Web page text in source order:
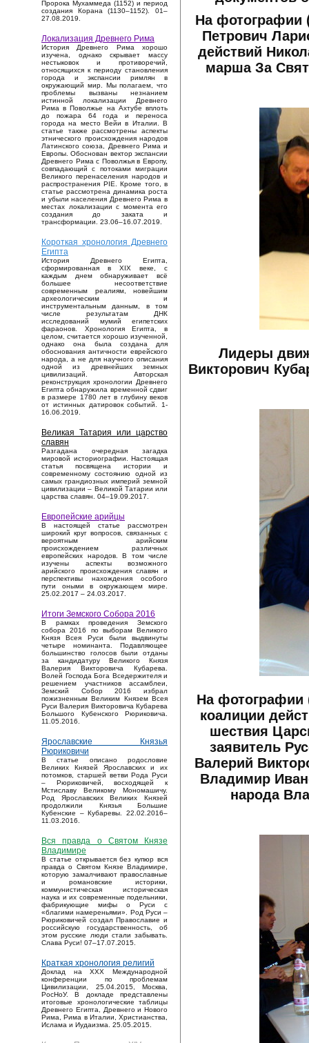
Пророка Мухаммеда (1152) и период
создания Корана (1130–1152). 01–
27.08.2019.
Локализация Древнего Рима
История Древнего Рима хорошо
изучена, однако скрывает массу
нестыковок и противоречий,
относящихся к периоду становления
города и экспансии римлян в
окружающий мир. Мы полагаем, что
проблемы вызваны незнанием
истинной локализации Древнего
Рима в Поволжье на Ахтубе вплоть
до пожара 64 года и переноса
города на место Вейи в Италии. В
статье также рассмотрены аспекты
этнического происхождения народов
Латинского союза, Древнего Рима и
Европы. Обоснован вектор экспансии
Древнего Рима с Поволжья в Европу,
совпадающий с потоками миграции
Великого перенаселения народов и
распространения PIE. Кроме того, в
статье рассмотрена динамика роста
и убыли населения Древнего Рима в
местах локализации с момента его
создания до заката и
трансформации. 23.06–16.07.2019.
Короткая хронология Древнего
Египта
История Древнего Египта,
сформированная в XIX веке, с
каждым днем обнаруживает всё
большее несоответствие
современным реалиям, новейшим
археологическим и
инструментальным данным, в том
числе результатам ДНК
исследований мумий египетских
фараонов. Хронология Египта, в
целом, считается хорошо изученной,
однако она была создана для
обоснования античности еврейского
народа, а не для научного описания
одной из древнейших земных
цивилизаций. Авторская
реконструкция хронологии Древнего
Египта обнаружила временной сдвиг
в размере 1780 лет в глубину веков
от истинных датировок событий. 1-
16.06.2019.
Великая Татария или царство
славян
Разгадана очередная загадка
мировой историографии. Настоящая
статья посвящена истории и
современному состоянию одной из
самых грандиозных империй земной
цивилизации – Великой Татарии или
царства славян. 04–19.09.2017.
Европейские арийцы
В настоящей статье рассмотрен
широкий круг вопросов, связанных с
вероятным арийским
происхождением различных
европейских народов. В том числе
изучены аспекты возможного
арийского происхождения славян и
перспективы нахождения особого
пути оными в окружающем мире.
25.02.2017 – 24.03.2017.
Итоги Земского Собора 2016
В рамках проведения Земского
собора 2016 по выборам Великого
Князя Всея Руси были выдвинуты
четыре номинанта. Подавляющее
большинство голосов были отданы
за кандидатуру Великого Князя
Валерия Викторовича Кубарева.
Волей Господа Бога Вседержителя и
решением участников ассамблеи,
Земский Собор 2016 избрал
пожизненным Великим Князем Всея
Руси Валерия Викторовича Кубарева
Большого Кубенского Рюриковича.
11.05.2016.
Ярославские Князья
Рюриковичи
В статье описано родословие
Великих Князей Ярославских и их
потомков, старшей ветви Рода Руси
– Рюриковичей, восходящей к
Мстиславу Великому Мономашичу.
Род Ярославских Великих Князей
продолжили Князья Большие
Кубенские – Кубаревы. 22.02.2016–
11.03.2016.
Вся правда о Святом Князе
Владимире
В статье открывается без купюр вся
правда о Святом Князе Владимире,
которую замалчивают православные
и романовские историки,
коммунистическая историческая
наука и их современные подельники,
фабрикующие мифы о Руси с
«благими намереньями». Род Руси –
Рюриковичей создал Православие и
российскую государственность, об
этом русские люди стали забывать.
Слава Руси! 07–17.07.2015.
Краткая хронология религий
Доклад на XXX Международной
конференции по проблемам
Цивилизации, 25.04.2015, Москва,
РосНоУ. В докладе представлены
итоговые хронологические таблицы
Древнего Египта, Древнего и Нового
Рима, Рима в Италии, Христианства,
Ислама и Иудаизма. 25.05.2015.
На фотографии
Петрович
действий
марша За
Лидеры
Викторович
На фотографии
коалиции
шествия
заявитель
Валерий
Владимир
народа